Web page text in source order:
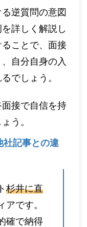
逆質問の意図
詳しく解説し
ことで、面接
自分自身の入
でしょう。
接で自信を持
う。
社記事との違
杉井に直
アです。
確で納得